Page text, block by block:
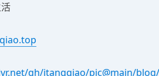
gh/itangqiao/pic@main/